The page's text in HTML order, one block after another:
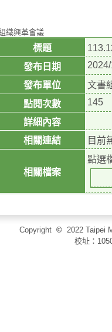
織興革會議
標題
發布日期
發布單位
文書
點閱次數
145
詳細內容
相關連結
目前
相關檔案
點選
Copyright © 2022 Taipei
校址：